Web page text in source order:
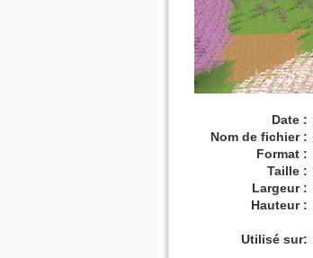
Date :
Nom de fichier :
Format :
Taille :
Largeur :
Hauteur :
Utilisé sur: